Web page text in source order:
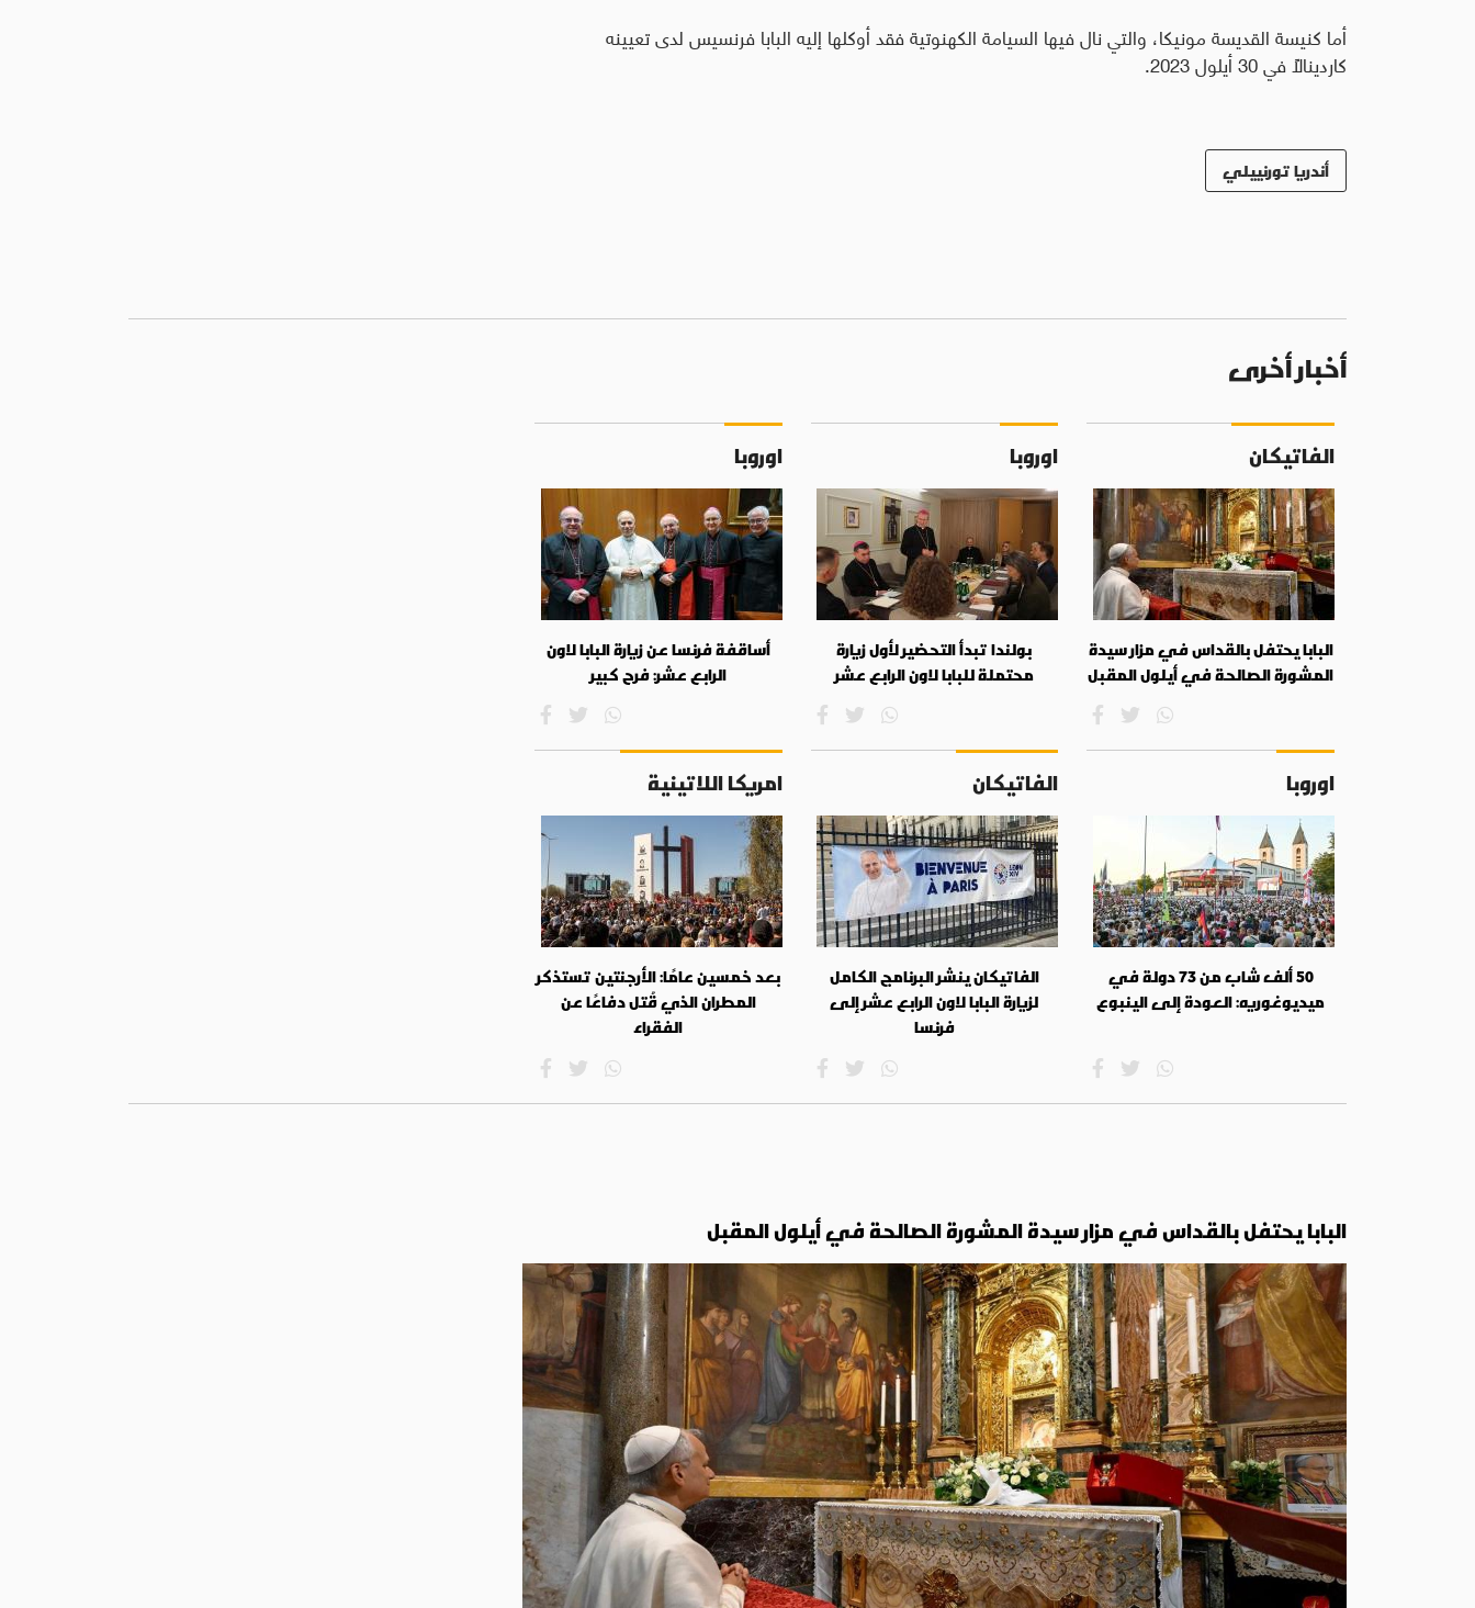
أما كنيسة القديسة مونيكا، والتي نال فيها السيامة الكهنوتية فقد أوكلها إليه البابا فرنسيس لدى تعيينه
كاردينالاً في 30 أيلول 2023.
أندريا تورنييلي
أخبار أخرى
الفاتيكان
البابا يحتفل بالقداس في مزار سيدة
المشورة الصالحة في أيلول المقبل
اوروبا
بولندا تبدأ التحضير لأول زيارة
محتملة للبابا لاون الرابع عشر
اوروبا
أساقفة فرنسا عن زيارة البابا لاون
الرابع عشر: فرح كبير
اوروبا
50 ألف شاب من 73 دولة في
ميديوغوريه: العودة إلى الينبوع
الفاتيكان
الفاتيكان ينشر البرنامج الكامل
لزيارة البابا لاون الرابع عشر إلى
فرنسا
امريكا اللاتينية
بعد خمسين عامًا: الأرجنتين تستذكر
المطران الذي قُتل دفاعًا عن
الفقراء
البابا يحتفل بالقداس في مزار سيدة المشورة الصالحة في أيلول المقبل